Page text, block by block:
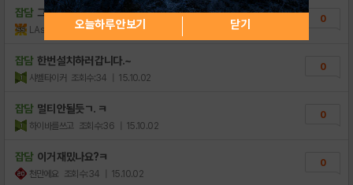
잡담 그 이후 글이없네요
LAsahi 조회수:11 | 18.11.24
0
잡담 한번 설치하러 갑니다.~
샤벨타이커 조회수:34 | 15.10.02
0
잡담 멀티 안될듯ㄱ. ㅋ
하이바를쓰고 조회수:36 | 15.10.02
0
잡담 이거 재밌나요?ㅋ
천만에요 조회수:34 | 15.10.02
0
오늘하루 안보기 닫기